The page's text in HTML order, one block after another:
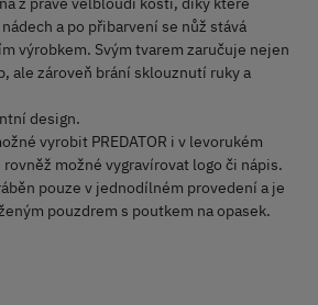
a po přibarvení se nůž stává
výrobkem. Svým tvarem zaručuje nejen
ale zároveň brání sklouznutí ruky a
design.
vyrobit PREDATOR i v levorukém
možné vygravírovat logo či nápis.
pouze v jednodílném provedení a je
pouzdrem s poutkem na opasek.